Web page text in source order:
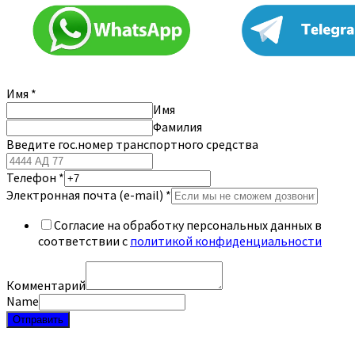
Имя *
Имя
Фамилия
Введите гос.номер транспортного средства
Телефон *
Электронная почта (e-mail) *
Согласие на обработку персональных данных в
соответствии с политикой конфиденциальности
Комментарий
Name
Отправить